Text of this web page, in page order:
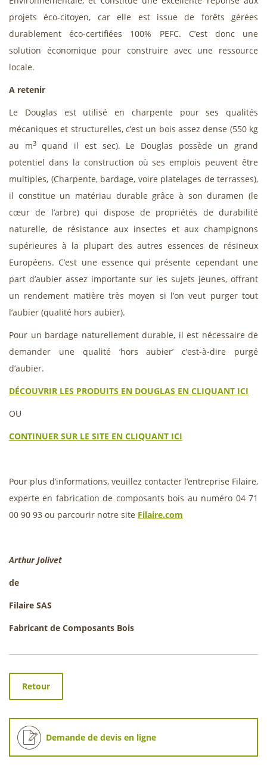
projets éco-citoyen, car elle est issue de forêts gérées
durablement éco-certifiées 100% PEFC. C’est donc une
solution économique pour construire avec une ressource
locale.
A retenir
Le Douglas est utilisé en charpente pour ses qualités
mécaniques et structurelles, c’est un bois assez dense (550 kg
au m3quand il est sec). Le Douglas possède un grand
potentiel dans la construction où ses emplois peuvent être
multiples, (Charpente, bardage, voire platelages de terrasses),
il constitue un matériau durable grâce à son duramen (le
cœur de l’arbre) qui dispose de propriétés de durabilité
naturelle, de résistance aux insectes et aux champignons
supérieures à la plupart des autres essences de résineux
Européens. C’est une essence qui présente cependant une
part d’aubier assez importante sur les sujets jeunes, offrant
un rendement matière très moyen si l’on veut purger tout
l’aubier (qualité hors aubier).
Pour un bardage naturellement durable, il est nécessaire de
demander une qualité ‘hors aubier’ c’est-à-dire purgé
d’aubier.
DÉCOUVRIR LES PRODUITS EN DOUGLAS EN CLIQUANT ICI
OU
CONTINUER SUR LE SITE EN CLIQUANT ICI
Pour plus d’informations, veuillez contacter l’entreprise Filaire,
experte en fabrication de composants bois au numéro 04 71
00 90 93 ou parcourir notre site Filaire.com
Arthur Jolivet
de
Filaire SAS
Fabricant de Composants Bois
Retour
Demande de devis en ligne